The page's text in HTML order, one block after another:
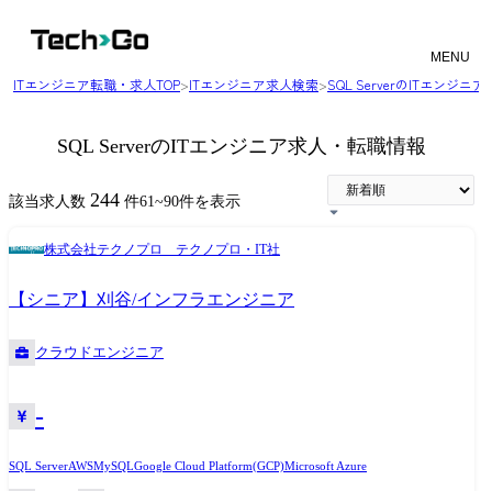
MENU
ITエンジニア転職・求人TOP>ITエンジニア求人検索>SQL ServerのITエンジニア
SQL ServerのITエンジニア求人・転職情報
該当求人数 244 件61~90件を表示
株式会社テクノプロ テクノプロ・IT社
【シニア】刈谷/インフラエンジニア
クラウドエンジニア
-
SQL ServerAWSMySQLGoogle Cloud Platform(GCP)Microsoft Azure